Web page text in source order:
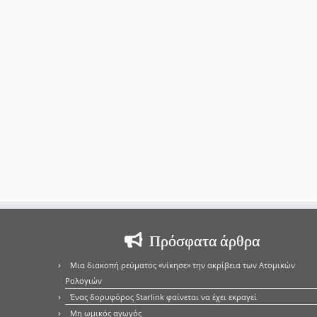
Πρόσφατα άρθρα
Μια διακοπή ρεύματος «νίκησε» την ακρίβεια των Ατομικών
Ρολογιών
Ένας δορυφόρος Starlink φαίνεται να έχει εκραγεί
Μη ωμικός αγωγός